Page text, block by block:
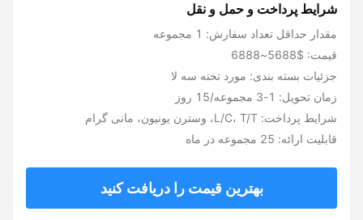
شرایط پرداخت و حمل و نقل
مقدار حداقل تعداد سفارش: 1 مجموعه
قیمت: $5688~6888
جزئیات بسته بندی: مورد تخته سه لا
زمان تحویل: 1-3 مجموعه/15 روز
شرایط پرداخت: L/C، T/T، وسترن یونیون، مانی گرام
قابلیت ارائه: 25 مجموعه در ماه
بهترین قیمت را دریافت کنید